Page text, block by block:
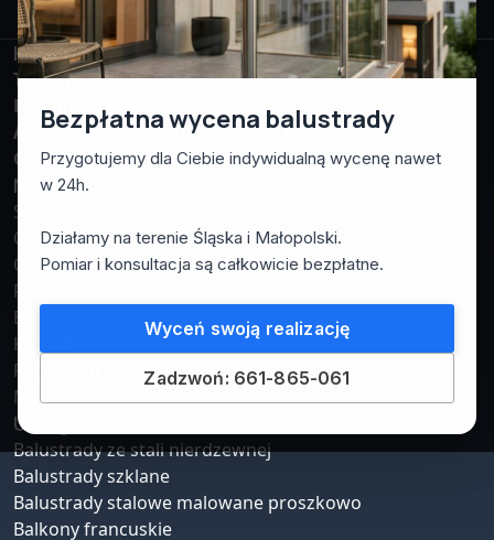
Facebook WhatsApp
Kontakt
Telefon: 661-865-061
E-mail: mateusz.sweryd@gmail.com
Adres:43-241 Łąka ul. Grabowa 10b
Godziny pracy:pn-pt: 7:00 – 17:00
Nawigacja
Strona główna
O nas
Oferta
Realizacje
Blog
Kontakt
Polityka prywatności
Mapa strony
Usługi
Balustrady ze stali nierdzewnej
Balustrady szklane
Balustrady stalowe malowane proszkowo
Balkony francuskie
Bezpłatna wycena balustrady
Przygotujemy dla Ciebie indywidualną wycenę nawet
w 24h.
Działamy na terenie Śląska i Małopolski.
Pomiar i konsultacja są całkowicie bezpłatne.
Wyceń swoją realizację
Zadzwoń: 661-865-061